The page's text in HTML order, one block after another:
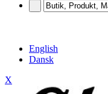
English
Dansk
X